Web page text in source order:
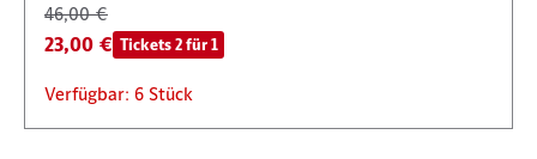
46,00 €
23,00 € Tickets 2 für 1
Verfügbar: 6 Stück